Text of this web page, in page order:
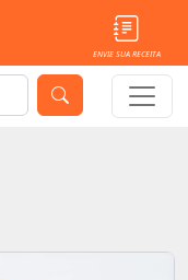
ENVIE SUA RECEITA